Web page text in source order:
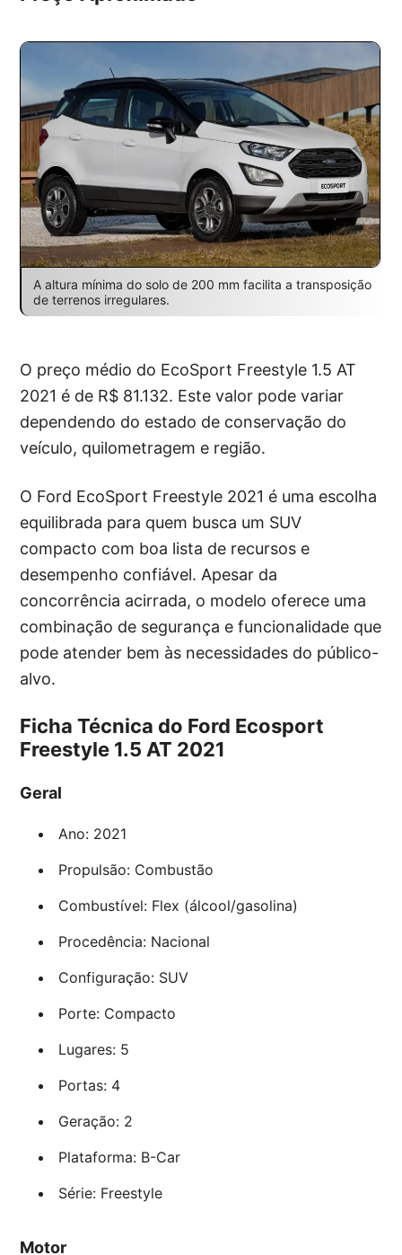
A altura mínima do solo de 200 mm facilita a transposição
de terrenos irregulares.
O preço médio do EcoSport Freestyle 1.5 AT
2021 é de R$ 81.132. Este valor pode variar
dependendo do estado de conservação do
veículo, quilometragem e região.
O Ford EcoSport Freestyle 2021 é uma escolha
equilibrada para quem busca um SUV
compacto com boa lista de recursos e
desempenho confiável. Apesar da
concorrência acirrada, o modelo oferece uma
combinação de segurança e funcionalidade que
pode atender bem às necessidades do público-
alvo.
Ficha Técnica do Ford Ecosport
Freestyle 1.5 AT 2021
Geral
Ano: 2021
Propulsão: Combustão
Combustível: Flex (álcool/gasolina)
Procedência: Nacional
Configuração: SUV
Porte: Compacto
Lugares: 5
Portas: 4
Geração: 2
Plataforma: B-Car
Série: Freestyle
Motor